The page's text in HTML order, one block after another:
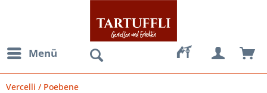
Menü
Vercelli / Poebene